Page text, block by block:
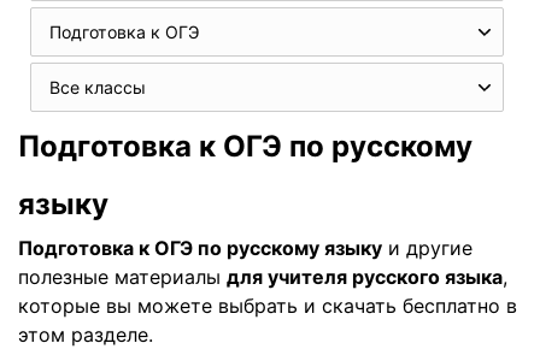
Подготовка к ОГЭ
Все классы
Подготовка к ОГЭ по русскому
языку
Подготовка к ОГЭ по русскому языку и другие
полезные материалы для учителя русского языка,
которые вы можете выбрать и скачать бесплатно в
этом разделе.